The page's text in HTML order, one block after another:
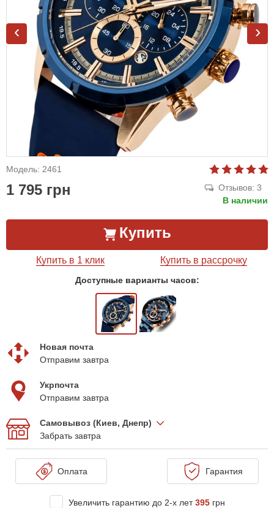
‹ ›
Модель: 2461
1 795 грн
Отзывов: 3
В наличии
Купить
Купить в 1 клик Купить в рассрочку
Доступные варианты часов:
Новая почта
Отправим завтра
Укрпочта
Отправим завтра
Самовывоз (Киев, Днепр)
Забрать завтра
Оплата Гарантия
Увеличить гарантию до 2-х лет395 грн